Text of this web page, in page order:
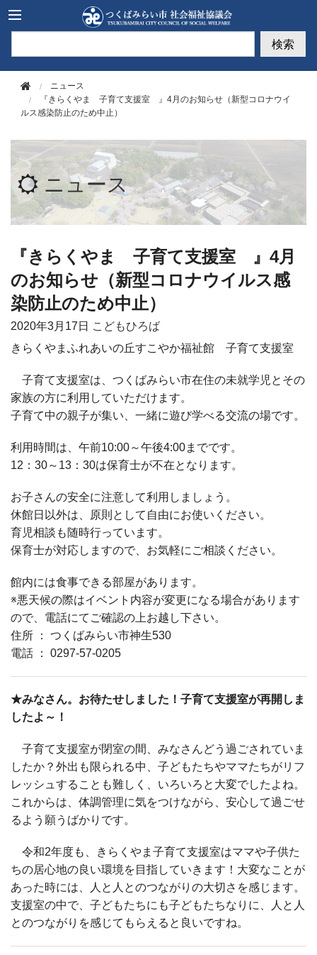
検索
ニュース
『きらくやま 子育て支援室 』4月のお知らせ（新型コロナウイ
ルス感染防止のため中止）
ニュース
『きらくやま 子育て支援室 』4月
のお知らせ（新型コロナウイルス感
染防止のため中止）
2020年3月17日 こどもひろば
きらくやまふれあいの丘すこやか福祉館 子育て支援室
子育て支援室は、つくばみらい市在住の未就学児とその
家族の方に利用していただけます。
子育て中の親子が集い、一緒に遊び学べる交流の場です。
利用時間は、午前10:00～午後4:00までです。
12：30～13：30は保育士が不在となります。
お子さんの安全に注意して利用しましょう。
休館日以外は、原則として自由にお使いください。
育児相談も随時行っています。
保育士が対応しますので、お気軽にご相談ください。
館内には食事できる部屋があります。
※悪天候の際はイベント内容が変更になる場合があります
ので、電話にてご確認の上お越し下さい。
住所 ： つくばみらい市神生530
電話 ： 0297-57-0205
★みなさん。お待たせしました！子育て支援室が再開しま
したよ～！
子育て支援室が閉室の間、みなさんどう過ごされていま
したか？外出も限られる中、子どもたちやママたちがリフ
レッシュすることも難しく、いろいろと大変でしたよね。
これからは、体調管理に気をつけながら、安心して過ごせ
るよう願うばかりです。
令和2年度も、きらくやま子育て支援室はママや子供た
ちの居心地の良い環境を目指していきます！大変なことが
あった時には、人と人とのつながりの大切さを感じます。
支援室の中で、子どもたちにも子どもたちなりに、人と人
とのつながりを感じてもらえると良いですね。